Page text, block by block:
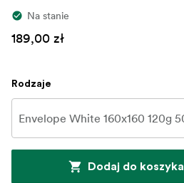
Na stanie
189,00 zł
Rodzaje
Dodaj do koszyka